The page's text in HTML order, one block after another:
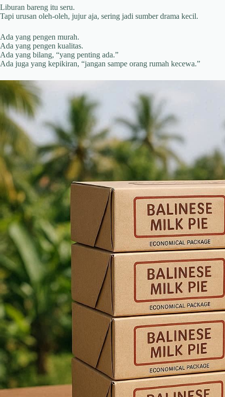
Liburan bareng itu seru.
Tapi urusan oleh-oleh, jujur aja, sering jadi sumber drama kecil.
Ada yang pengen murah.
Ada yang pengen kualitas.
Ada yang bilang, “yang penting ada.”
Ada juga yang kepikiran, “jangan sampe orang rumah kecewa.”